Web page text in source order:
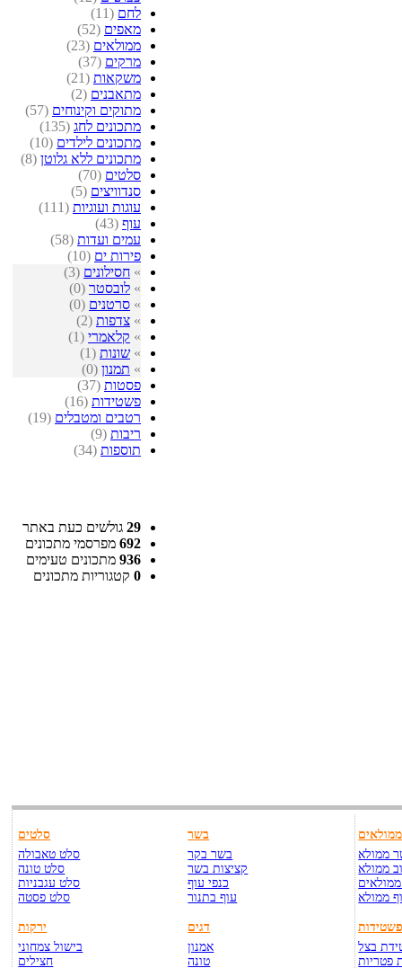
לחם (11)
מאפים (52)
ממולאים (23)
מרקים (37)
משקאות (21)
מתאבנים (2)
מתוקים וקינוחים (57)
מתכונים לחג (135)
מתכונים לילדים (10)
מתכונים ללא גלוטן (8)
סלטים (70)
סנדוויצים (5)
עוגות ועוגיות (111)
עוף (43)
עמים ועדות (58)
פירות ים (10)
» חסילונים (3)
» לובסטר (0)
» סרטנים (0)
» צדפות (2)
» קלאמרי (1)
» שונות (1)
» תמנון (0)
פסטות (37)
פשטידות (16)
רטבים ומטבלים (19)
ריבות (9)
תוספות (34)
29 גולשים כעת באתר
692 מפרסמי מתכונים
936 מתכונים טעימים
0 קטגוריות מתכונים
סלטים
סלט טאבולה
סלט טונה
סלט עגבניות
סלט פסטה
ירקות
בישול צמחוני
חצילים
בשר
בשר בקר
קציצות בשר
כנפי עוף
עוף בתנור
דגים
אמנון
טונה
ממולאים
ממולא
ממולא
ממולא
בצל
פטריות